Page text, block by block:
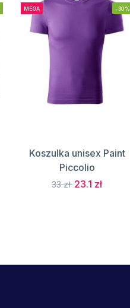
MEGA -30%
Koszulka unisex Paint
Piccolio
33 zł 23.1 zł